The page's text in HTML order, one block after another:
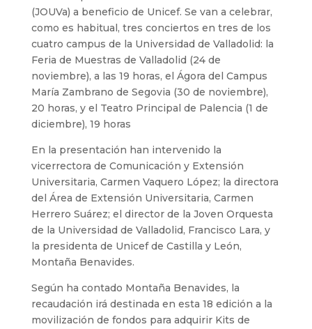
(JOUVa) a beneficio de Unicef. Se van a celebrar,
como es habitual, tres conciertos en tres de los
cuatro campus de la Universidad de Valladolid: la
Feria de Muestras de Valladolid (24 de
noviembre), a las 19 horas, el Ágora del Campus
María Zambrano de Segovia (30 de noviembre),
20 horas, y el Teatro Principal de Palencia (1 de
diciembre), 19 horas
En la presentación han intervenido la
vicerrectora de Comunicación y Extensión
Universitaria, Carmen Vaquero López; la directora
del Área de Extensión Universitaria, Carmen
Herrero Suárez; el director de la Joven Orquesta
de la Universidad de Valladolid, Francisco Lara, y
la presidenta de Unicef de Castilla y León,
Montaña Benavides.
Según ha contado Montaña Benavides, la
recaudación irá destinada en esta 18 edición a la
movilización de fondos para adquirir Kits de